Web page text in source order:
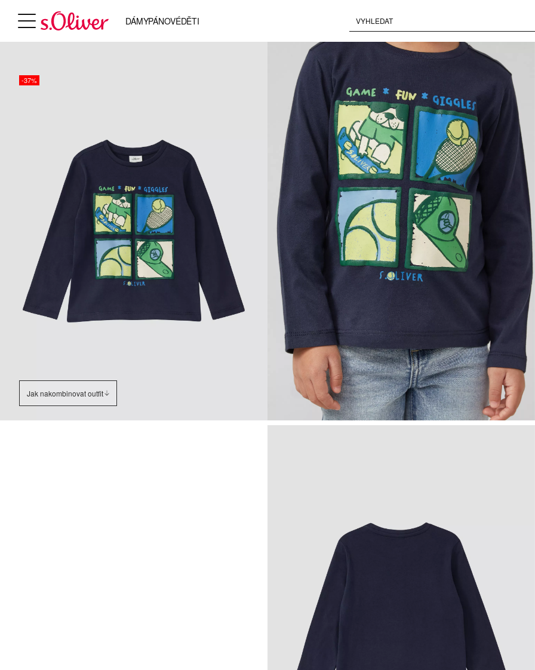
DÁMYPÁNOVÉDĚTI
-37%
Jak nakombinovat outfit